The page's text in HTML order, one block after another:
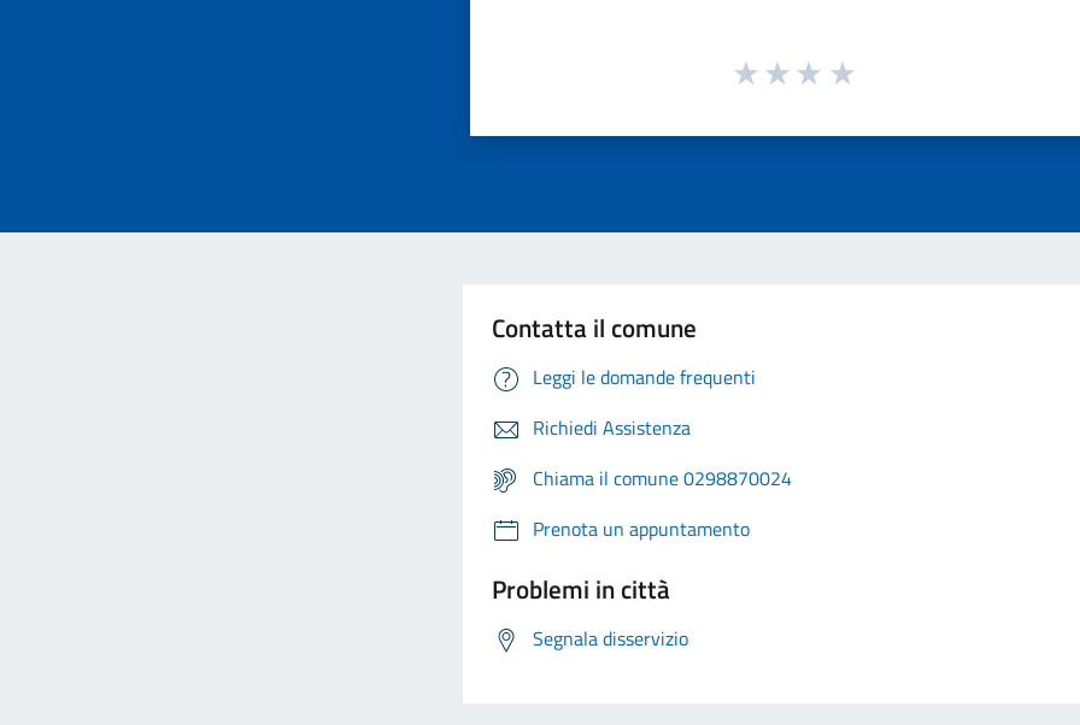
Contatta il comune
Leggi le domande frequenti
Richiedi Assistenza
Chiama il comune 0298870024
Prenota un appuntamento
Problemi in città
Segnala disservizio